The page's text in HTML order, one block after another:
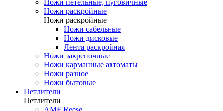
Ножи петельные, пуговичные
Ножи раскройные
Ножи раскройные
Ножи сабельные
Ножи дисковые
Лента раскройная
Ножи закрепочные
Ножи карманные автоматы
Ножи разное
Ножи бытовые
Петлители
Петлители
AMF Reese